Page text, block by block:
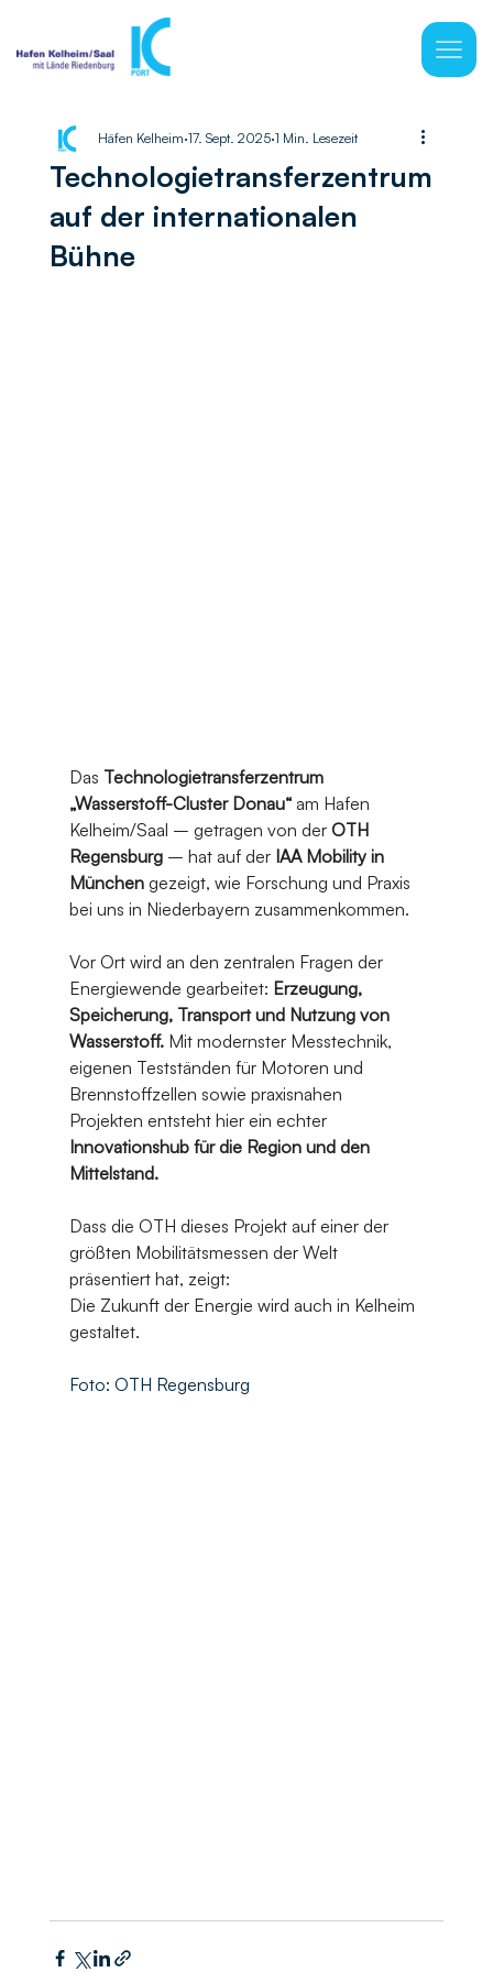
Technologietransferzentrum
auf der internationalen
Bühne
Häfen Kelheim 17. Sept. 2025 1 Min. Lesezeit
Das Technologietransferzentrum
„Wasserstoff-Cluster Donau“ am Hafen
Kelheim/Saal – getragen von der OTH
Regensburg – hat auf der IAA Mobility in
München gezeigt, wie Forschung und Praxis
bei uns in Niederbayern zusammenkommen.
Vor Ort wird an den zentralen Fragen der
Energiewende gearbeitet: Erzeugung,
Speicherung, Transport und Nutzung von
Wasserstoff. Mit modernster Messtechnik,
eigenen Testständen für Motoren und
Brennstoffzellen sowie praxisnahen
Projekten entsteht hier ein echter
Innovationshub für die Region und den
Mittelstand.
Dass die OTH dieses Projekt auf einer der
größten Mobilitätsmessen der Welt
präsentiert hat, zeigt:
Die Zukunft der Energie wird auch in Kelheim
gestaltet.
Foto: OTH Regensburg